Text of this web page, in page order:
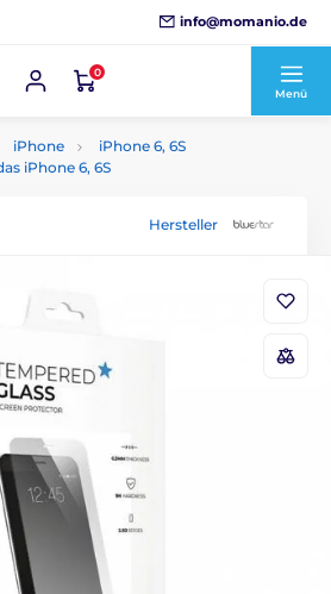
info@momanio.de
0
Menü
iPhone
iPhone 6, 6S
iPhone 6, 6S
Hersteller